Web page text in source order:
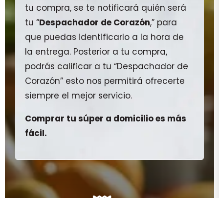
tu compra, se te notificará quién será
tu “Despachador de Corazón,” para
que puedas identificarlo a la hora de
la entrega. Posterior a tu compra,
podrás calificar a tu “Despachador de
Corazón” esto nos permitirá ofrecerte
siempre el mejor servicio.
Comprar tu súper a domicilio es más
fácil.